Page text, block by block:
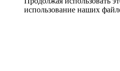
использование наших